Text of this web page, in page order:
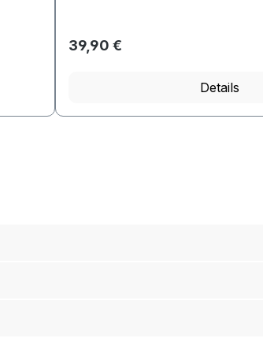
Wert ein oder
39,90 €
Details